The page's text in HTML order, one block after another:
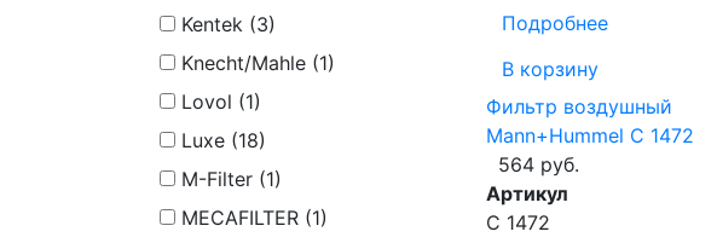
Kentek (3)
Knecht/Mahle (1)
Lovol (1)
Luxe (18)
M-Filter (1)
MECAFILTER (1)
Подробнее
В корзину
Фильтр воздушный
Mann+Hummel C 1472
564 руб.
Артикул
C 1472